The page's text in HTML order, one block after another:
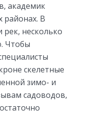
академик
районах. В
рек, несколько
Чтобы
скелетные
зимо- и
садоводов,